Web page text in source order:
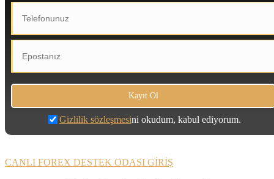
Gizlilik sözleşmesini okudum, kabul ediyorum.
CANLI FOREX DESTEK ODASI GİRİŞ